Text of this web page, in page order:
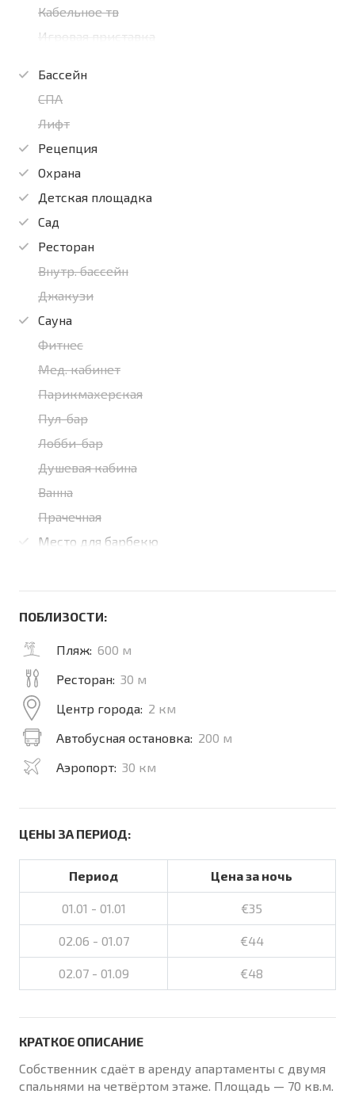
Кабельное тв
Игровая приставка
Бассейн
СПА
Лифт
Рецепция
Охрана
Детская площадка
Сад
Ресторан
Внутр. бассейн
Джакузи
Сауна
Фитнес
Мед. кабинет
Парикмахерская
Пул-бар
Лобби-бар
Душевая кабина
Ванна
Прачечная
Место для барбекю
ПОБЛИЗОСТИ:
Пляж: 600 м
Ресторан: 30 м
Центр города: 2 км
Автобусная остановка: 200 м
Аэропорт: 30 км
ЦЕНЫ ЗА ПЕРИОД:
Период Цена за ночь
01.01 - 01.01 €35
02.06 - 01.07 €44
02.07 - 01.09 €48
КРАТКОЕ ОПИСАНИЕ
Собственник сдаёт в аренду апартаменты с двумя
спальнями на четвёртом этаже. Площадь — 70 кв.м.